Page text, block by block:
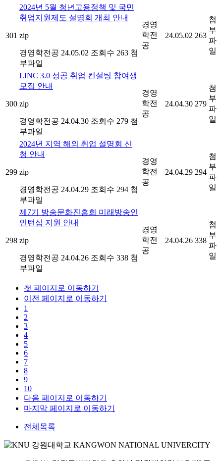
301
2024년 5월 청년고용정책 및 국민
취업지원제도 설명회 개최 안내
zip
경영학전공 24.05.02 조회수 263 첨
부파일
경영
학전
공
24.05.02 263
첨
부
파
일
300
LINC 3.0 성공 취업 컨설팅 참여생
모집 안내
zip
경영학전공 24.04.30 조회수 279 첨
부파일
경영
학전
공
24.04.30 279
첨
부
파
일
299
2024년 지역 해외 취업 설명회 신
청 안내
zip
경영학전공 24.04.29 조회수 294 첨
부파일
경영
학전
공
24.04.29 294
첨
부
파
일
298
제7기 방송문화진흥회 미래방송인
인턴십 지원 안내
zip
경영학전공 24.04.26 조회수 338 첨
부파일
경영
학전
공
24.04.26 338
첨
부
파
일
첫 페이지로 이동하기
이전 페이지로 이동하기
1
2
3
4
5
6
7
8
9
10
다음 페이지로 이동하기
마지막 페이지로 이동하기
전체목록